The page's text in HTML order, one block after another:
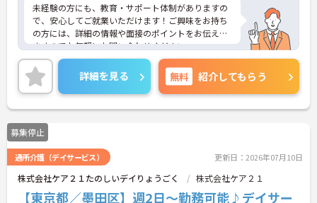
未経験の方にも、教育・サポート体制がありますの
で、安心してご就業いただけます！ご興味をお持ち
の方には、詳細の情報や面接のポイントをお伝えし
ますのでお気軽にお問い合わせください。
詳細を見る 無料 紹介してもらう
募集停止
通所介護（デイサービス） 更新日：2026年07月10日
株式会社ケア２１たのしいデイりょうごく 株式会社ケア２１
【東京都／墨田区】週2日～勤務可能♪デイサー